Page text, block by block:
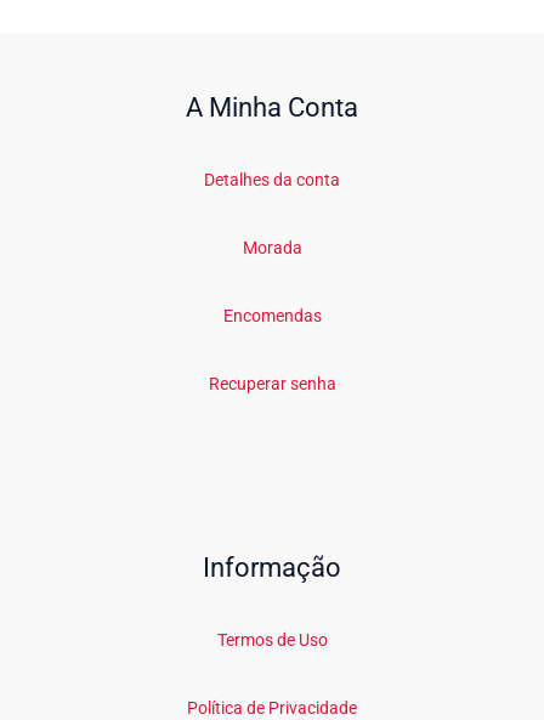
A Minha Conta
Detalhes da conta
Morada
Encomendas
Recuperar senha
Informação
Termos de Uso
Política de Privacidade